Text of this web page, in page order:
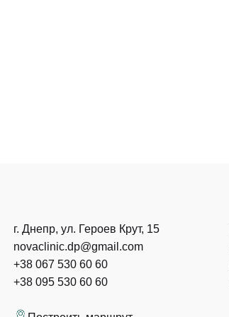
г. Днепр, ул. Героев Крут, 15
novaclinic.dp@gmail.com
+38 067 530 60 60
+38 095 530 60 60